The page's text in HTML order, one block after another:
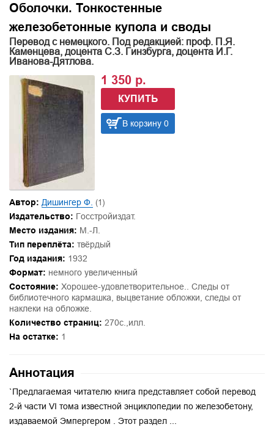
Оболочки. Тонкостенные
железобетонные купола и своды
Перевод с немецкого. Под редакцией: проф. П.Я.
Каменцева, доцента С.З. Гинзбурга, доцента И.Г.
Иванова-Дятлова.
1 350 р.
КУПИТЬ
В корзину 0
Автор: Дишингер Ф. (1)
Издательство: Госстройиздат.
Место издания: М.-Л.
Тип переплёта: твёрдый
Год издания: 1932
Формат: немного увеличенный
Состояние: Хорошее-удовлетворительное.. Следы от
библиотечного кармашка, выцветание обложки, следы от
наклеки на обложке.
Количество страниц: 270с.,илл.
На остатке: 1
Аннотация
`Предлагаемая читателю книга представляет собой перевод
2-й части VI тома известной энциклопедии по железобетону,
издаваемой Эмпергером . Этот раздел ...